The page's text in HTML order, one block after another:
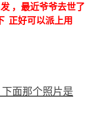
，最近爷爷去世了
正好可以派上用
面那个照片是